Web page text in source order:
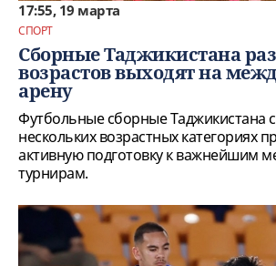
17:55, 19 марта
СПОРТ
Сборные Таджикистана
возрастов выходят на
арену
Футбольные сборные Таджикистана
нескольких возрастных категориях
активную подготовку к важнейшим
турнирам.